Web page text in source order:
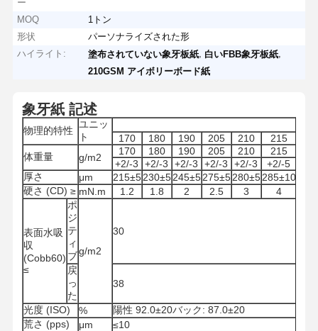
ー
MOQ
1トン
形状
パーソナライズされた形
ハイライト:
塗布されていない象牙板紙 白いFBB象牙板紙
210GSM アイボリーボード紙
象牙紙 記述
物理的特性
ユニッ
ト
170
180 190 205 210 215
体重量
g/m2
170 180 190 205 210 215
+2/-3
+2/-3 +2/-3 +2/-3 +2/-3 +2/-5
厚さ
μm 215±5230±5245±5275±5280±5285±10
硬さ (CD) ≥ mN.m 1.2 1.8 2 2.5 3 4
表面水吸
収
(Cobb60)
≤
ポ
ジ
テ
ィ
ブg/m2
30
戻
っ
た
38
光度 (ISO) %
陽性 92.0±20バック: 87.0±20
荒さ (pps)
μm
≤10